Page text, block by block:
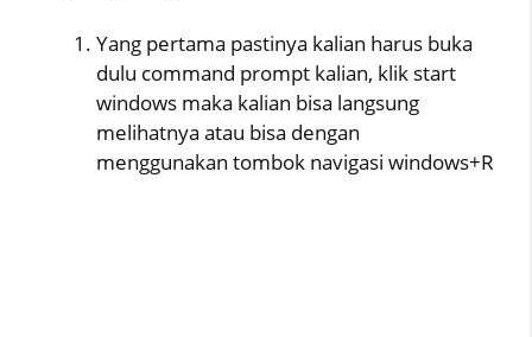
Yang pertama pastinya kalian harus buka
dulu command prompt kalian, klik start
windows maka kalian bisa langsung
melihatnya atau bisa dengan
menggunakan tombok navigasi windows+R